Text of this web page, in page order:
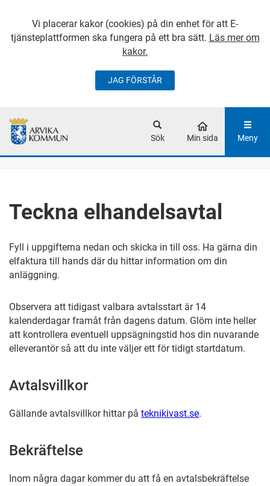
Vi placerar kakor (cookies) på din enhet för att E-
tjänsteplattformen ska fungera på ett bra sätt. Läs mer om
kakor.
JAG FÖRSTÅR
GÅ DIREKT TILL
Sök Min sida Meny
Teckna elhandelsavtal
Fyll i uppgifterna nedan och skicka in till oss. Ha gärna din
elfaktura till hands där du hittar information om din
anläggning.
Observera att tidigast valbara avtalsstart är 14
kalenderdagar framåt från dagens datum. Glöm inte heller
att kontrollera eventuell uppsägningstid hos din nuvarande
elleverantör så att du inte väljer ett för tidigt startdatum.
Avtalsvillkor
Gällande avtalsvillkor hittar på teknikivast.se.
Bekräftelse
Inom några dagar kommer du att få en avtalsbekräftelse